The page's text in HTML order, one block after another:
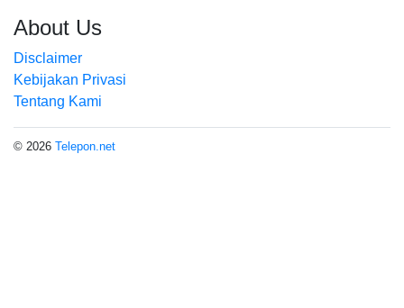
About Us
Disclaimer
Kebijakan Privasi
Tentang Kami
© 2026 Telepon.net